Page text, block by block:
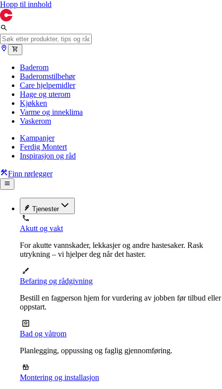
Hopp til innhold
Baderom
Baderomstilbehør
Care hjelpemidler
Hage og uterom
Kjøkken
Varme og inneklima
Vaskerom
Kampanjer
Ferdig Montert
Inspirasjon og råd
Finn rørlegger
Tjenester
Akutt og vakt
For akutte vannskader, lekkasjer og andre hastesaker. Rask
utrykning – vi hjelper deg når det haster.
Befaring og rådgivning
Bestill en fagperson hjem for vurdering av jobben før tilbud eller
oppstart.
Bad og våtrom
Planlegging, oppussing og faglig gjennomføring.
Montering og installasjon